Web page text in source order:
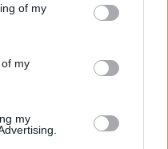
You may click to
its third-party tags to
in below Google
of my
my
my